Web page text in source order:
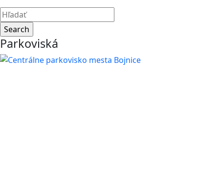
Parkoviská